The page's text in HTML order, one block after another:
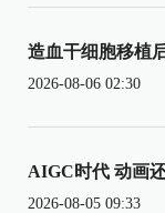
造血干细胞移植
2026-08-06 02:30
AIGC时代 动画
2026-08-05 09:33